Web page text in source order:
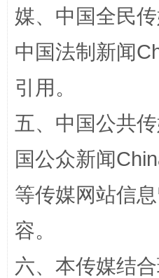
漫山遍野的桃花与雪山、麦
媒、中国全民
中国法制新闻
引用。
五、中国公共
国公众新闻
等传媒网站信
容。
六、本传媒结